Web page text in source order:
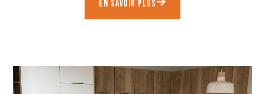
En Savoir plus